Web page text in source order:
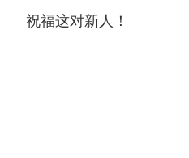
祝福这对新人！